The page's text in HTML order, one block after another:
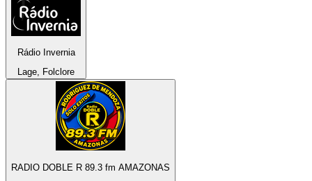
Rádio Invernia
Lage, Folclore
RADIO DOBLE R 89.3 fm AMAZONAS